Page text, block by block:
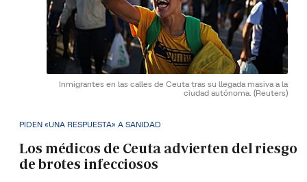
Inmigrantes en las calles de Ceuta tras su llegada masiva a la
ciudad autónoma. (Reuters)
PIDEN «UNA RESPUESTA» A SANIDAD
Los médicos de Ceuta advierten del riesgo
de brotes infecciosos